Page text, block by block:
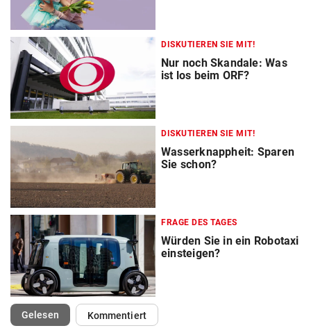
DISKUTIEREN SIE MIT!
Nur noch Skandale: Was
ist los beim ORF?
DISKUTIEREN SIE MIT!
Wasserknappheit: Sparen
Sie schon?
FRAGE DES TAGES
Würden Sie in ein Robotaxi
einsteigen?
Gelesen(ausgewählt)Kommentiert